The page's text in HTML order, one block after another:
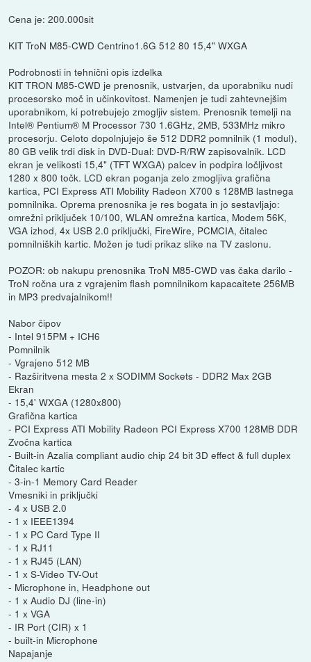
Cena je: 200.000sit
KIT TroN M85-CWD Centrino1.6G 512 80 15,4" WXGA
Podrobnosti in tehnični opis izdelka
KIT TRON M85-CWD je prenosnik, ustvarjen, da uporabniku nudi
procesorsko moč in učinkovitost. Namenjen je tudi zahtevnejšim
uporabnikom, ki potrebujejo zmogljiv sistem. Prenosnik temelji na
Intel® Pentium® M Processor 730 1.6GHz, 2MB, 533MHz mikro
procesorju. Celoto dopolnjujejo še 512 DDR2 pomnilnik (1 modul),
80 GB velik trdi disk in DVD-Dual: DVD-R/RW zapisovalnik. LCD
ekran je velikosti 15,4" (TFT WXGA) palcev in podpira ločljivost
1280 x 800 točk. LCD ekran poganja zelo zmogljiva grafična
kartica, PCI Express ATI Mobility Radeon X700 s 128MB lastnega
pomnilnika. Oprema prenosnika je res bogata in jo sestavljajo:
omrežni priključek 10/100, WLAN omrežna kartica, Modem 56K,
VGA izhod, 4x USB 2.0 priključki, FireWire, PCMCIA, čitalec
pomnilniških kartic. Možen je tudi prikaz slike na TV zaslonu.
POZOR: ob nakupu prenosnika TroN M85-CWD vas čaka darilo -
TroN ročna ura z vgrajenim flash pomnilnikom kapacaitete 256MB
in MP3 predvajalnikom!!
Nabor čipov
- Intel 915PM + ICH6
Pomnilnik
- Vgrajeno 512 MB
- Razširitvena mesta 2 x SODIMM Sockets - DDR2 Max 2GB
Ekran
- 15,4' WXGA (1280x800)
Grafična kartica
- PCI Express ATI Mobility Radeon PCI Express X700 128MB DDR
Zvočna kartica
- Built-in Azalia compliant audio chip 24 bit 3D effect & full duplex
Čitalec kartic
- 3-in-1 Memory Card Reader
Vmesniki in priključki
- 4 x USB 2.0
- 1 x IEEE1394
- 1 x PC Card Type II
- 1 x RJ11
- 1 x RJ45 (LAN)
- 1 x S-Video TV-Out
- Microphone in, Headphone out
- 1 x Audio DJ (line-in)
- 1 x VGA
- IR Port (CIR) x 1
- built-in Microphone
Napajanje